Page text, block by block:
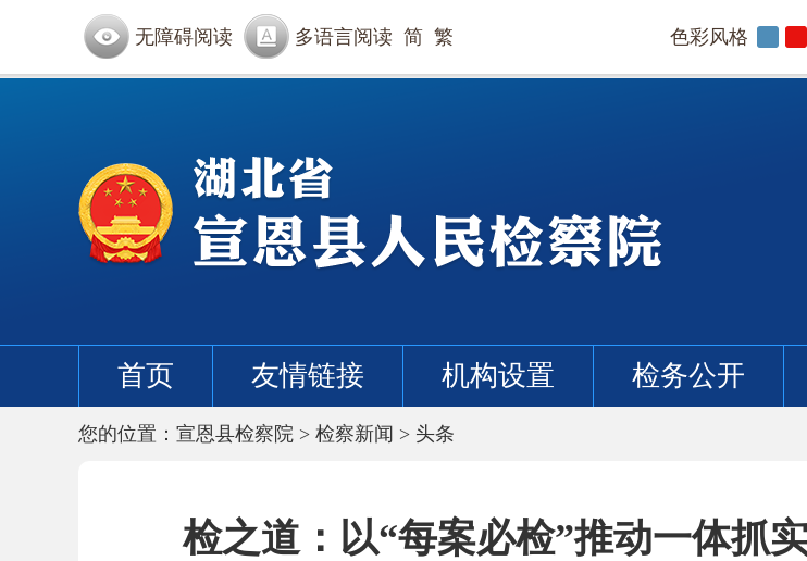
无障碍阅读 多语言阅读 简 繁 色彩风格
首页 友情链接 机构设置 检务公开
您的位置： 宣恩县检察院 > 检察新闻 > 头条
检之道：以“每案必检”推动一体抓